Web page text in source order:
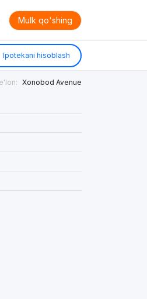
Mulk qo'shing
Ipotekani hisoblash
Xonobod Avenue